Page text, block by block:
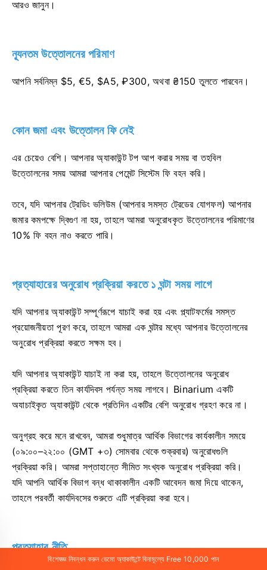
আরও জানুন।
ন্যূনতম উত্তোলনের পরিমাণ
আপনি সর্বনিম্ন $5, €5, $A5, ₽300, অথবা ₴150 তুলতে পারবেন।
কোন জমা এবং উত্তোলন ফি নেই
এর চেয়েও বেশি। আপনার অ্যাকাউন্ট টপ আপ করার সময় বা তহবিল
উত্তোলনের সময় আমরা আপনার পেমেন্ট সিস্টেম ফি বহন করি।
তবে, যদি আপনার ট্রেডিং ভলিউম (আপনার সমস্ত ট্রেডের যোগফল) আপনার
জমার কমপক্ষে দ্বিগুণ না হয়, তাহলে আমরা অনুরোধকৃত উত্তোলনের পরিমাণের
10% ফি বহন নাও করতে পারি।
প্রত্যাহারের অনুরোধ প্রক্রিয়া করতে ১ ঘন্টা সময় লাগে
যদি আপনার অ্যাকাউন্ট সম্পূর্ণরূপে যাচাই করা হয় এবং প্ল্যাটফর্মের সমস্ত
প্রয়োজনীয়তা পূরণ করে, তাহলে আমরা এক ঘন্টার মধ্যে আপনার উত্তোলনের
অনুরোধ প্রক্রিয়া করতে সক্ষম হব।
যদি আপনার অ্যাকাউন্ট যাচাই না করা হয়, তাহলে উত্তোলনের অনুরোধ
প্রক্রিয়া করতে তিন কার্যদিবস পর্যন্ত সময় লাগবে। Binarium একটি
অযাচাইকৃত অ্যাকাউন্ট থেকে প্রতিদিন একটির বেশি অনুরোধ গ্রহণ করে না।
অনুগ্রহ করে মনে রাখবেন, আমরা শুধুমাত্র আর্থিক বিভাগের কার্যকালীন সময়ে
(০৯:০০–২২:০০ (GMT +৩) সোমবার থেকে শুক্রবার) অনুরোধগুলি
প্রক্রিয়া করি। আমরা সপ্তাহান্তে সীমিত সংখ্যক অনুরোধ প্রক্রিয়া করি।
যদি আপনি আর্থিক বিভাগ বন্ধ থাকাকালীন একটি আবেদন জমা দিয়ে থাকেন,
তাহলে পরবর্তী কার্যদিবসের শুরুতে এটি প্রক্রিয়া করা হবে।
প্রত্যাহার নীতি
বিশেষজ্ঞ নিবন্ধন করুন ডেমো অ্যাকাউন্টে বিনামূল্যে Free 10,000 পান